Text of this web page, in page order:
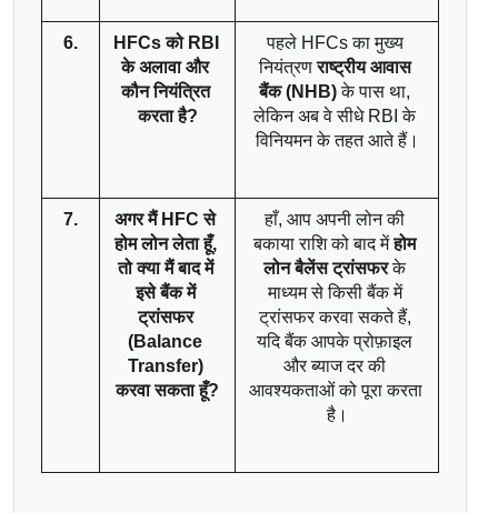
6.
HFCs को RBI
के अलावा और
कौन नियंत्रित
करता है?
पहले HFCs का मुख्य
नियंत्रण राष्ट्रीय आवास
बैंक (NHB) के पास था,
लेकिन अब वे सीधे RBI के
विनियमन के तहत आते हैं।
7.
अगर मैं HFC से
होम लोन लेता हूँ,
तो क्या मैं बाद में
इसे बैंक में
ट्रांसफर
(Balance
Transfer)
करवा सकता हूँ?
हाँ, आप अपनी लोन की
बकाया राशि को बाद में होम
लोन बैलेंस ट्रांसफर के
माध्यम से किसी बैंक में
ट्रांसफर करवा सकते हैं,
यदि बैंक आपके प्रोफ़ाइल
और ब्याज दर की
आवश्यकताओं को पूरा करता
है।